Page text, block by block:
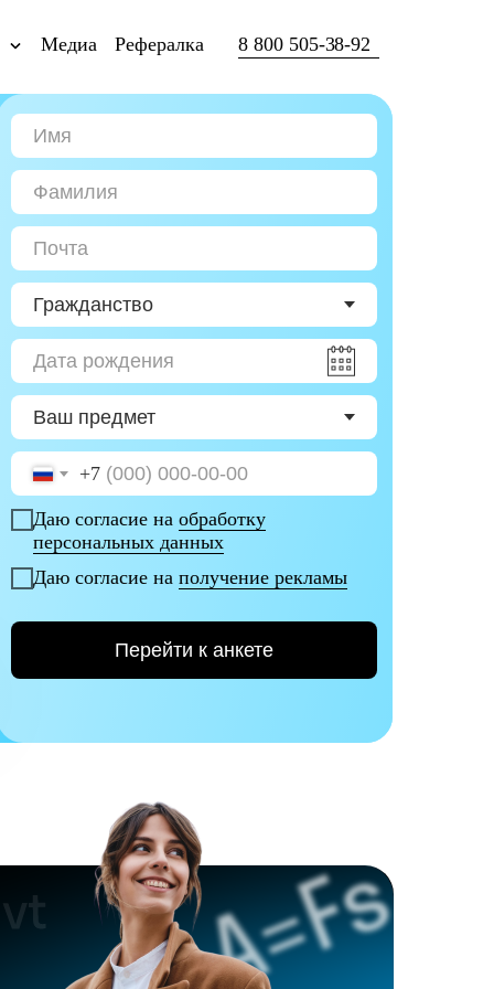
Медиа Рефералка 8 800 505-38-92
+7
Даю согласие на обработку
персональных данных
Даю согласие на получение рекламы
Перейти к анкете